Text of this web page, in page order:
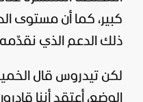
كبير، كما أن مستوى
ذلك الدعم الذي
لكن تيدروس قال
الوضع، أعتقد أننا